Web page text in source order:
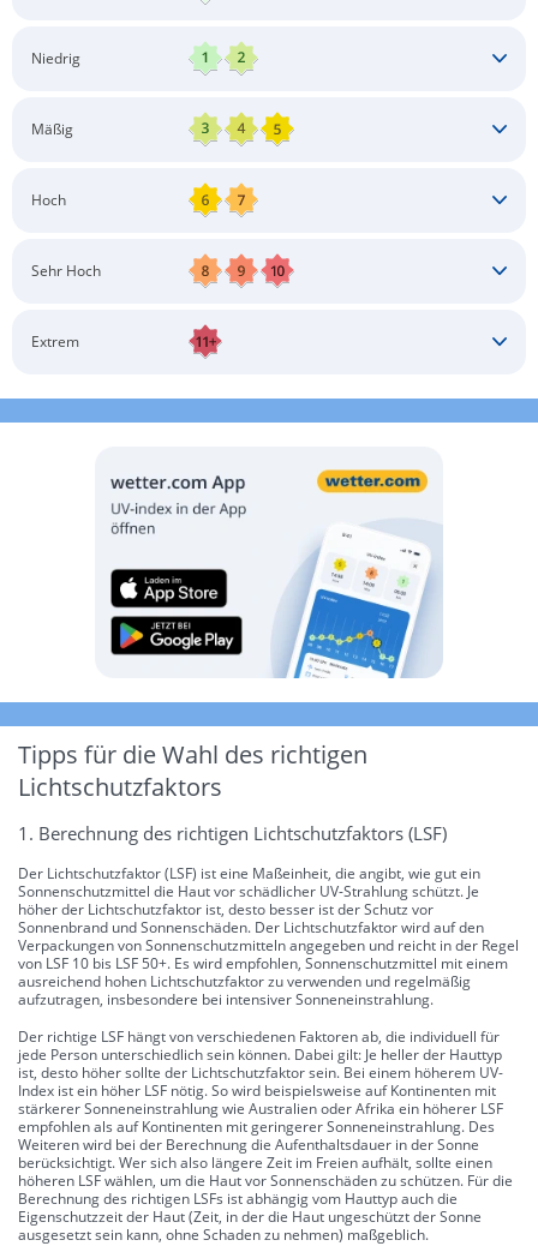
Niedrig
Mäßig
Langärmlige Bekleidung
Hoch
Langärmlige Bekleidung
Sonnenbrille
Sehr Hoch
Langärmlige Bekleidung
Extrem
Tipps für die Wahl des richtigen
Lichtschutzfaktors
1. Berechnung des richtigen Lichtschutzfaktors (LSF)
Der Lichtschutzfaktor (LSF) ist eine Maßeinheit, die angibt, wie gut ein
Sonnenschutzmittel die Haut vor schädlicher UV-Strahlung schützt. Je
höher der Lichtschutzfaktor ist, desto besser ist der Schutz vor
Sonnenbrand und Sonnenschäden. Der Lichtschutzfaktor wird auf den
Verpackungen von Sonnenschutzmitteln angegeben und reicht in der Regel
von LSF 10 bis LSF 50+. Es wird empfohlen, Sonnenschutzmittel mit einem
ausreichend hohen Lichtschutzfaktor zu verwenden und regelmäßig
aufzutragen, insbesondere bei intensiver Sonneneinstrahlung.
Der richtige LSF hängt von verschiedenen Faktoren ab, die individuell für
jede Person unterschiedlich sein können. Dabei gilt: Je heller der Hauttyp
ist, desto höher sollte der Lichtschutzfaktor sein. Bei einem höherem UV-
Index ist ein höher LSF nötig. So wird beispielsweise auf Kontinenten mit
stärkerer Sonneneinstrahlung wie Australien oder Afrika ein höherer LSF
empfohlen als auf Kontinenten mit geringerer Sonneneinstrahlung. Des
Weiteren wird bei der Berechnung die Aufenthaltsdauer in der Sonne
berücksichtigt. Wer sich also längere Zeit im Freien aufhält, sollte einen
höheren LSF wählen, um die Haut vor Sonnenschäden zu schützen. Für die
Berechnung des richtigen LSFs ist abhängig vom Hauttyp auch die
Eigenschutzzeit der Haut (Zeit, in der die Haut ungeschützt der Sonne
ausgesetzt sein kann, ohne Schaden zu nehmen) maßgeblich.